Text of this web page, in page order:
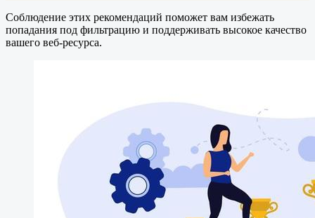
Соблюдение этих рекомендаций поможет вам избежать
попадания под фильтрацию и поддерживать высокое качество
вашего веб-ресурса.